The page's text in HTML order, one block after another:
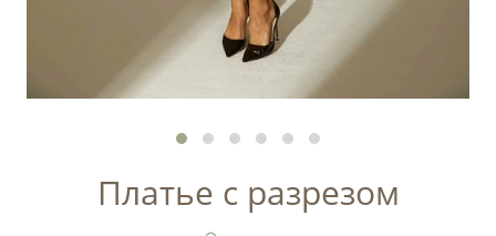
Платье с разрезом